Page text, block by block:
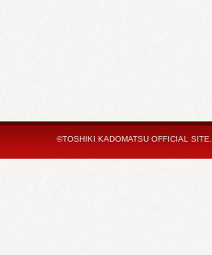
©TOSHIKI KADOMATSU OFFICIAL